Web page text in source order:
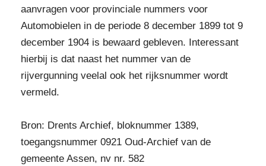
aanvragen voor provinciale nummers voor
Automobielen in de periode 8 december 1899 tot 9
december 1904 is bewaard gebleven. Interessant
hierbij is dat naast het nummer van de
rijvergunning veelal ook het rijksnummer wordt
vermeld.
Bron: Drents Archief, bloknummer 1389,
toegangsnummer 0921 Oud-Archief van de
gemeente Assen, nv nr. 582